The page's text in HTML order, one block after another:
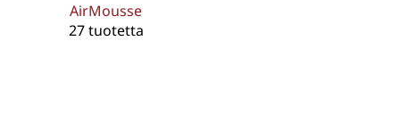
AirMousse
27 tuotetta